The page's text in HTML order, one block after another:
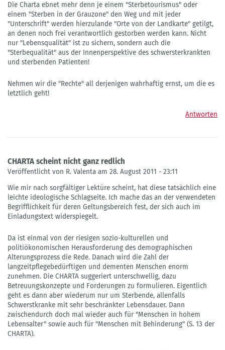
Die Charta ebnet mehr denn je einem "Sterbetourismus" oder
einem "Sterben in der Grauzone" den Weg und mit jeder
"Unterschrift" werden hierzulande "Orte von der Landkarte" getilgt,
an denen noch frei verantwortlich gestorben werden kann. Nicht
nur "Lebensqualität" ist zu sichern, sondern auch die
"Sterbequalität" aus der Innenperspektive des schwersterkrankten
und sterbenden Patienten!
Nehmen wir die "Rechte" all derjenigen wahrhaftig ernst, um die es
letztlich geht!
Antworten
CHARTA scheint nicht ganz redlich
Veröffentlicht von R. Valenta am 28. August 2011 - 23:11
Wie mir nach sorgfältiger Lektüre scheint, hat diese tatsächlich eine
leichte ideologische Schlagseite. Ich mache das an der verwendeten
Begrifflichkeit für deren Geltungsbereich fest, der sich auch im
Einladungstext widerspiegelt.
Da ist einmal von der riesigen sozio-kulturellen und
politiökonomischen Herausforderung des demographischen
Alterungsprozess die Rede. Danach wird die Zahl der
langzeitpflegebedürftigen und dementen Menschen enorm
zunehmen. Die CHARTA suggeriert unterschwellig, dazu
Betreuungskonzepte und Forderungen zu formulieren. Eigentlich
geht es dann aber wiederum nur um Sterbende, allenfalls
Schwerstkranke mit sehr beschränkter Lebensdauer. Dann
zwischendurch doch mal wieder auch für "Menschen in hohem
Lebensalter" sowie auch für "Menschen mit Behinderung" (S. 13 der
CHARTA).